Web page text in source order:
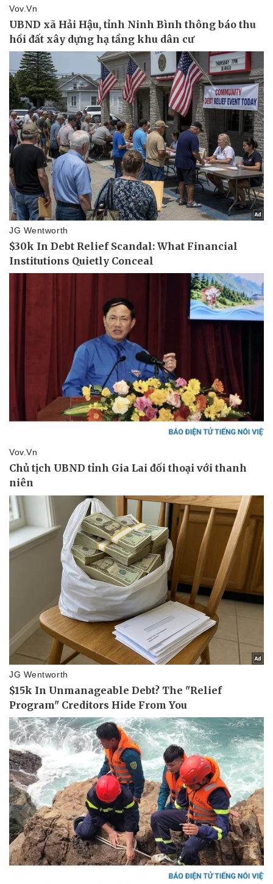
Tư vấn luật
Thể thao
Bóng đá
Lịch thi đấu bóng đá
Thế giới thể thao
Ô tô - Xe máy
Ô tô
Xe máy
Tư vấn